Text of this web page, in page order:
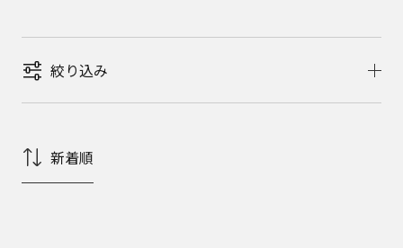
絞り込み
新着順